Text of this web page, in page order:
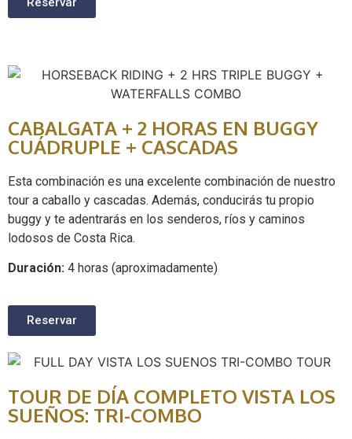
CABALGATA + 2 HORAS EN BUGGY
CUÁDRUPLE + CASCADAS
Esta combinación es una excelente combinación de nuestro
tour a caballo y cascadas. Además, conducirás tu propio
buggy y te adentrarás en los senderos, ríos y caminos
lodosos de Costa Rica.
Duración: 4 horas (aproximadamente)
Reservar
TOUR DE DÍA COMPLETO VISTA LOS
SUEÑOS: TRI-COMBO